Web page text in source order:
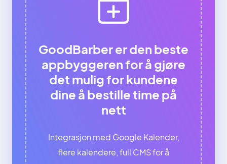
GoodBarber er den beste
appbyggeren for å gjøre
det mulig for kundene
dine å bestille time på
nett
Integrasjon med Google Kalender,
flere kalendere, full CMS for å